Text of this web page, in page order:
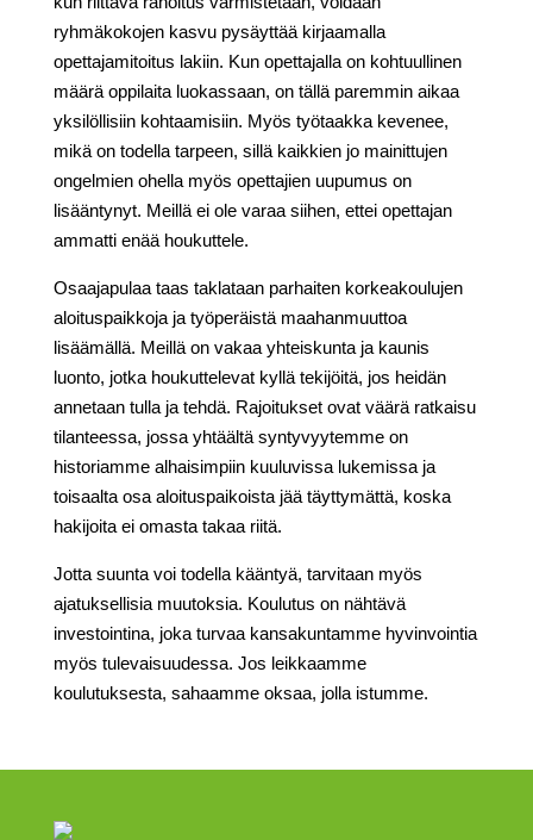
ryhmäkokojen kasvu pysäyttää kirjaamalla
opettajamitoitus lakiin. Kun opettajalla on kohtuullinen
määrä oppilaita luokassaan, on tällä paremmin aikaa
yksilöllisiin kohtaamisiin. Myös työtaakka kevenee,
mikä on todella tarpeen, sillä kaikkien jo mainittujen
ongelmien ohella myös opettajien uupumus on
lisääntynyt. Meillä ei ole varaa siihen, ettei opettajan
ammatti enää houkuttele.
Osaajapulaa taas taklataan parhaiten korkeakoulujen
aloituspaikkoja ja työperäistä maahanmuuttoa
lisäämällä. Meillä on vakaa yhteiskunta ja kaunis
luonto, jotka houkuttelevat kyllä tekijöitä, jos heidän
annetaan tulla ja tehdä. Rajoitukset ovat väärä ratkaisu
tilanteessa, jossa yhtäältä syntyvyytemme on
historiamme alhaisimpiin kuuluvissa lukemissa ja
toisaalta osa aloituspaikoista jää täyttymättä, koska
hakijoita ei omasta takaa riitä.
Jotta suunta voi todella kääntyä, tarvitaan myös
ajatuksellisia muutoksia. Koulutus on nähtävä
investointina, joka turvaa kansakuntamme hyvinvointia
myös tulevaisuudessa. Jos leikkaamme
koulutuksesta, sahaamme oksaa, jolla istumme.